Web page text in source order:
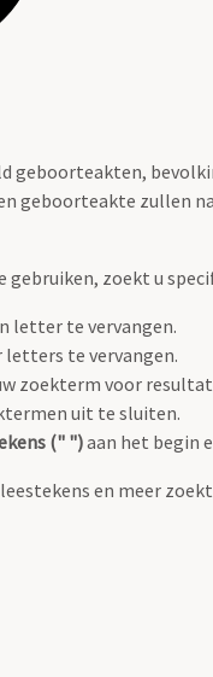
geboorteakten,
geboorteakte zullen
zoekt u
letter te vervangen.
letters te vervangen.
zoekterm voor
uit te sluiten.
(" ")aan het begin
en meer